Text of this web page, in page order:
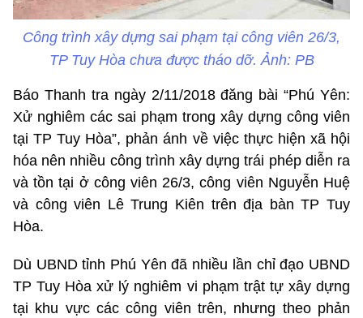
Công trình xây dựng sai phạm tại công viên 26/3,
TP Tuy Hòa chưa được tháo dỡ. Ảnh: PB
Báo Thanh tra ngày 2/11/2018 đăng bài “Phú Yên:
Xử nghiêm các sai phạm trong xây dựng công viên
tại TP Tuy Hòa”, phản ánh về việc thực hiện xã hội
hóa nên nhiều công trình xây dựng trái phép diễn ra
và tồn tại ở công viên 26/3, công viên Nguyễn Huệ
và công viên Lê Trung Kiên trên địa bàn TP Tuy
Hòa.
Dù UBND tỉnh Phú Yên đã nhiều lần chỉ đạo UBND
TP Tuy Hòa xử lý nghiêm vi phạm trật tự xây dựng
tại khu vực các công viên trên, nhưng theo phản